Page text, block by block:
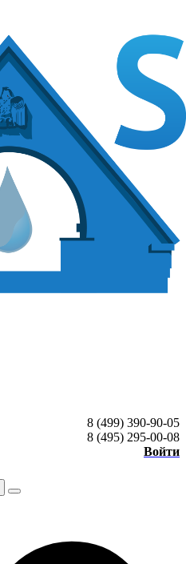
8 (499) 390-90-05
8 (495) 295-00-08
Войти